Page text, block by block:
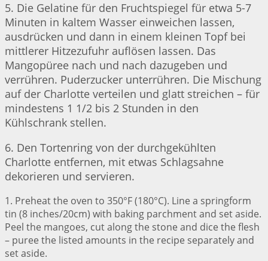
5. Die Gelatine für den Fruchtspiegel für etwa 5-7
Minuten in kaltem Wasser einweichen lassen,
ausdrücken und dann in einem kleinen Topf bei
mittlerer Hitzezufuhr auflösen lassen. Das
Mangopüree nach und nach dazugeben und
verrühren. Puderzucker unterrühren. Die Mischung
auf der Charlotte verteilen und glatt streichen – für
mindestens 1 1/2 bis 2 Stunden in den
Kühlschrank stellen.
6. Den Tortenring von der durchgekühlten
Charlotte entfernen, mit etwas Schlagsahne
dekorieren und servieren.
1. Preheat the oven to 350°F (180°C). Line a springform
tin (8 inches/20cm) with baking parchment and set aside.
Peel the mangoes, cut along the stone and dice the flesh
– puree the listed amounts in the recipe separately and
set aside.